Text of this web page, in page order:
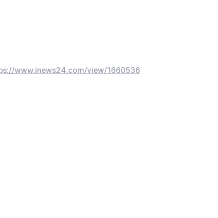
www.inews24.com/view/1660536